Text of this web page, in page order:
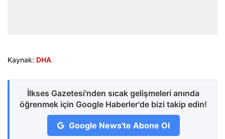
Kaynak: DHA
İlkses Gazetesi'nden sıcak gelişmeleri anında
öğrenmek için Google Haberler'de bizi takip edin!
Google News'te Abone Ol